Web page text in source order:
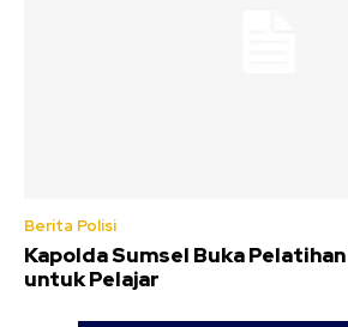
Berita Polisi
Kapolda Sumsel Buka
untuk Pelajar